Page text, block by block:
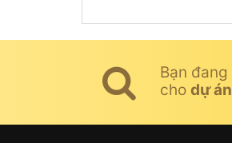
Bạn
cho dự